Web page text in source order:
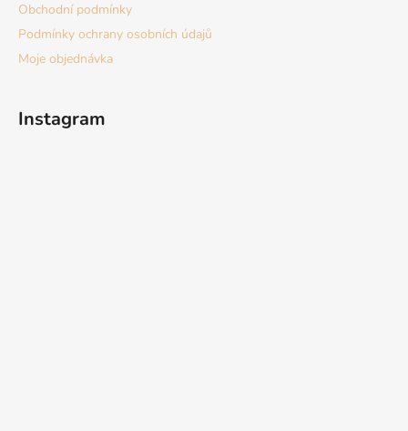
Obchodní podmínky
Podmínky ochrany osobních údajů
Moje objednávka
Instagram